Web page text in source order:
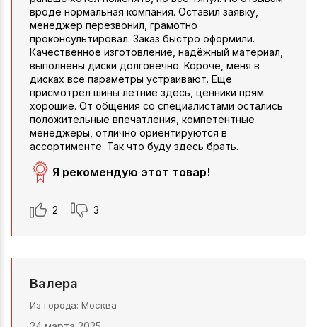
вроде нормальная компания. Оставил заявку,
менеджер перезвонил, грамотно
проконсультировал. Заказ быстро оформили.
Качественное изготовление, надёжный материал,
выполнены диски долговечно. Короче, меня в
дисках все параметры устраивают. Еще
присмотрел шины летние здесь, ценники прям
хорошие. От общения со специалистами остались
положительные впечатления, компетентные
менеджеры, отлично ориентируются в
ассортименте. Так что буду здесь брать.
Я рекомендую этот товар!
2 3
Валера
Из города Москва